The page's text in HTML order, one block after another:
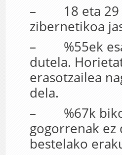
– 18 eta 29
zibernetikoa
– %55ek
dutela.
erasotzailea
dela.
– %67k
gogorrenak ez
bestelako